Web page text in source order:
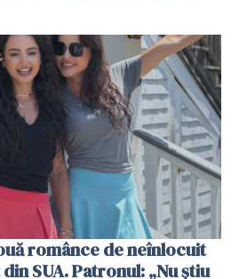
românce de neînlocuit
SUA. Patronul: „Nu știu